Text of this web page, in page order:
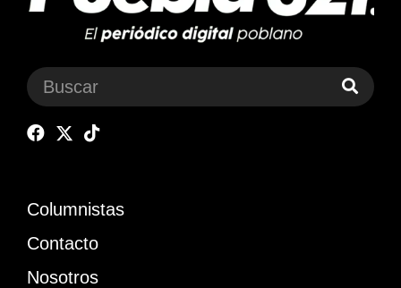
Columnistas
Contacto
Nosotros